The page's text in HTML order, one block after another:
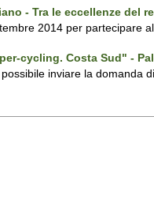
- Tra le eccellenze del
2014 per partecipare
cycling. Costa Sud" -
inviare la domanda